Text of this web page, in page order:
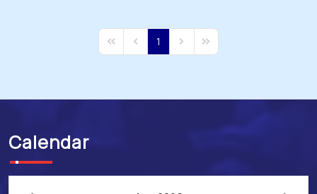
First PagePrevious Page
1 Next PageLast Page
Calendar